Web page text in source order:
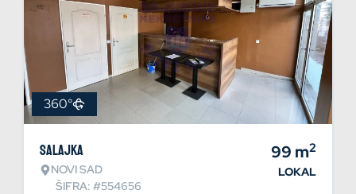
360°
Salajka
NOVI SAD
ŠIFRA: #554656
99 m2
LOKAL